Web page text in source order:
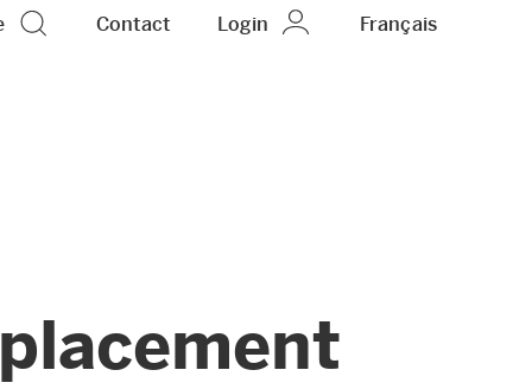
Contact Login FR
Français